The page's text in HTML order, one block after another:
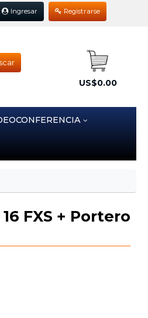
Ingresar Registrarse
US$0.00
FXS + Portero